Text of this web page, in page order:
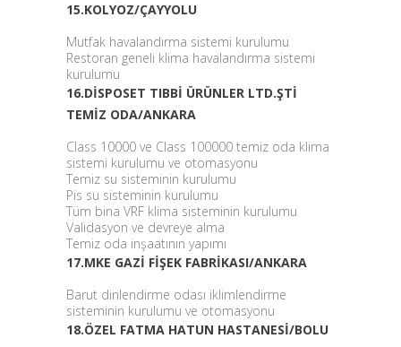
15.KOLYOZ/ÇAYYOLU
Mutfak havalandırma sistemi kurulumu
Restoran geneli klima havalandırma sistemi
kurulumu
16.DİSPOSET TIBBİ ÜRÜNLER LTD.ŞTİ
TEMİZ ODA/ANKARA
Class 10000 ve Class 100000 temiz oda klima
sistemi kurulumu ve otomasyonu
Temiz su sisteminin kurulumu
Pis su sisteminin kurulumu
Tüm bina VRF klima sisteminin kurulumu
Validasyon ve devreye alma
Temiz oda inşaatının yapımı
17.MKE GAZİ FİŞEK FABRİKASI/ANKARA
Barut dinlendirme odası iklimlendirme
sisteminin kurulumu ve otomasyonu
18.ÖZEL FATMA HATUN HASTANESİ/BOLU